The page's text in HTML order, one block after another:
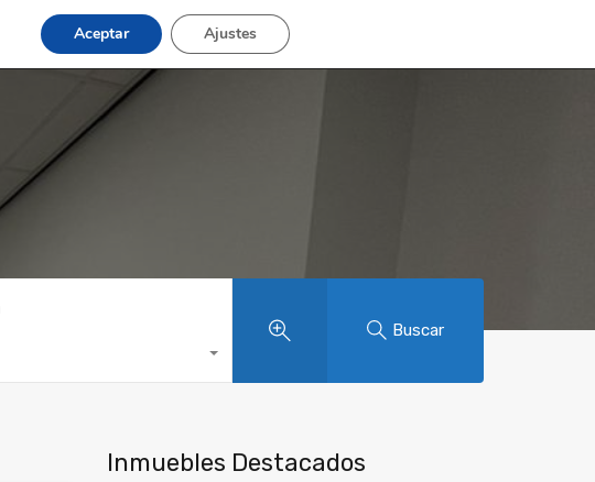
Oficinas Contacto
Buscar
Inmuebles Destacados
Aceptar Ajustes